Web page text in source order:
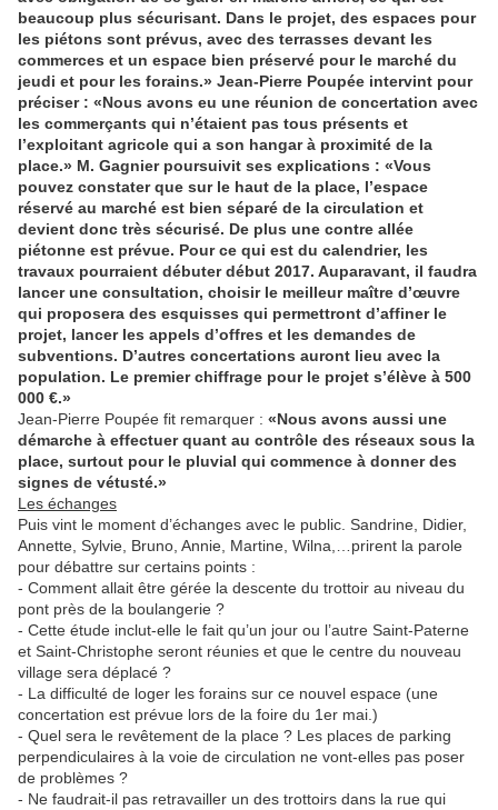
beaucoup plus sécurisant. Dans le projet, des espaces pour
les piétons sont prévus, avec des terrasses devant les
commerces et un espace bien préservé pour le marché du
jeudi et pour les forains.» Jean-Pierre Poupée intervint pour
préciser : «Nous avons eu une réunion de concertation avec
les commerçants qui n’étaient pas tous présents et
l’exploitant agricole qui a son hangar à proximité de la
place.» M. Gagnier poursuivit ses explications : «Vous
pouvez constater que sur le haut de la place, l’espace
réservé au marché est bien séparé de la circulation et
devient donc très sécurisé. De plus une contre allée
piétonne est prévue. Pour ce qui est du calendrier, les
travaux pourraient débuter début 2017. Auparavant, il faudra
lancer une consultation, choisir le meilleur maître d’œuvre
qui proposera des esquisses qui permettront d’affiner le
projet, lancer les appels d’offres et les demandes de
subventions. D’autres concertations auront lieu avec la
population. Le premier chiffrage pour le projet s’élève à 500
000 €.»
Jean-Pierre Poupée fit remarquer : «Nous avons aussi une
démarche à effectuer quant au contrôle des réseaux sous la
place, surtout pour le pluvial qui commence à donner des
signes de vétusté.»
Les échanges
Puis vint le moment d’échanges avec le public. Sandrine, Didier,
Annette, Sylvie, Bruno, Annie, Martine, Wilna,…prirent la parole
pour débattre sur certains points :
- Comment allait être gérée la descente du trottoir au niveau du
pont près de la boulangerie ?
- Cette étude inclut-elle le fait qu’un jour ou l’autre Saint-Paterne
et Saint-Christophe seront réunies et que le centre du nouveau
village sera déplacé ?
- La difficulté de loger les forains sur ce nouvel espace (une
concertation est prévue lors de la foire du 1er mai.)
- Quel sera le revêtement de la place ? Les places de parking
perpendiculaires à la voie de circulation ne vont-elles pas poser
de problèmes ?
- Ne faudrait-il pas retravailler un des trottoirs dans la rue qui